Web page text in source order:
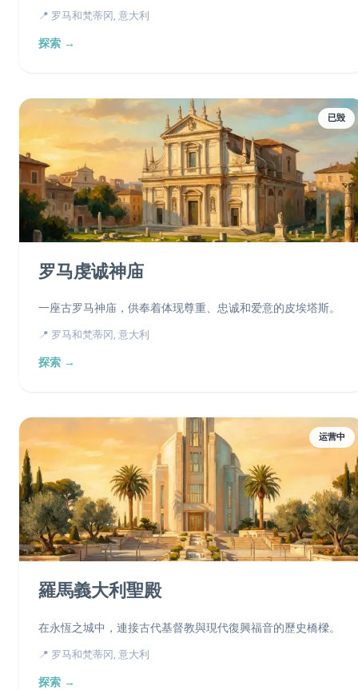
📍 罗马和梵蒂冈, 意大利
探索 →
已毁
罗马虔诚神庙
一座古罗马神庙，供奉着体现尊重、忠诚和爱意的皮埃塔斯。
📍 罗马和梵蒂冈, 意大利
探索 →
运营中
羅馬義大利聖殿
在永恆之城中，連接古代基督教與現代復興福音的歷史橋樑。
📍 罗马和梵蒂冈, 意大利
探索 →